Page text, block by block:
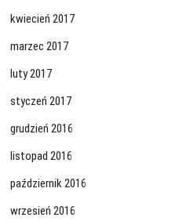
kwiecień 2017
marzec 2017
luty 2017
styczeń 2017
grudzień 2016
listopad 2016
październik 2016
wrzesień 2016